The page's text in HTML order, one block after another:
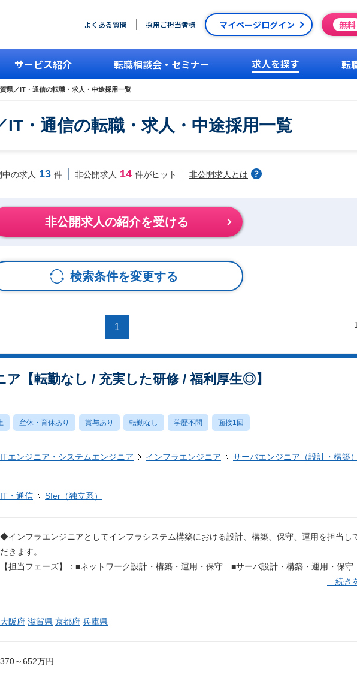
よくある質問 採用ご担当者様 マイページログイン 無料
サービス紹介 転職相談会・セミナー 求人を探す 転
県／IT・通信の転職・求人・中途採用一覧
IT・通信の転職・求人・中途採用一覧
中の求人 13 件 非公開求人 14 件がヒット 非公開求人とは
非公開求人の紹介を受ける
検索条件を変更する
1
ア【転勤なし / 充実した研修 / 福利厚生◎】
産休・育休あり 賞与あり 転勤なし 学歴不問 面接1回
ITエンジニア・システムエンジニア インフラエンジニア サーバエンジニア（設計・構築）
IT・通信 SIer（独立系）
◆インフラエンジニアとしてインフラシステム構築における設計、構築、保守、運用を担当し
だきます。
【担当フェーズ】：■ネットワーク設計・構築・運用・保守 ■サーバ設計・構築・運用・保守
…続き
大阪府 滋賀県 京都府 兵庫県
370～652万円